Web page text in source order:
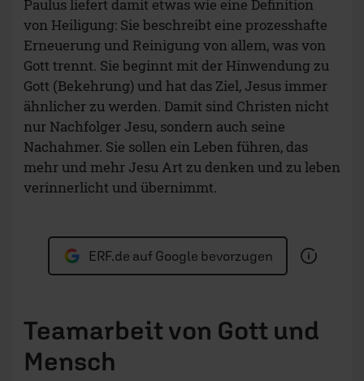
Paulus liefert damit etwas wie eine Definition
von Heiligung: Sie beschreibt eine prozesshafte
Erneuerung und Reinigung von allem, was von
Gott trennt. Sie beginnt mit der Hinwendung zu
Gott (Bekehrung) und hat das Ziel, Jesus immer
ähnlicher zu werden. Damit sind Christen nicht
nur Nachfolger Jesu, sondern auch seine
Nachahmer. Sie sollen ein Leben führen, das
mehr und mehr Jesu Art zu denken und zu leben
verinnerlicht und übernimmt.
ERF.de auf Google bevorzugen
Teamarbeit von Gott und
Mensch